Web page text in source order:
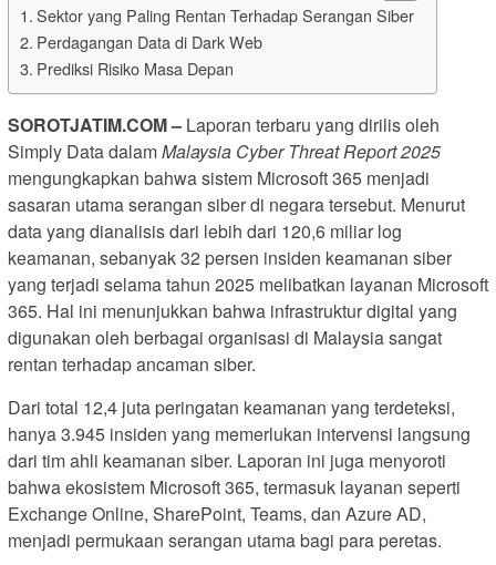
Sektor yang Paling Rentan Terhadap Serangan Siber
Perdagangan Data di Dark Web
Prediksi Risiko Masa Depan
SOROTJATIM.COM – Laporan terbaru yang dirilis oleh
Simply Data dalamMalaysia Cyber Threat Report 2025
mengungkapkan bahwa sistem Microsoft 365 menjadi
sasaran utama serangan siber di negara tersebut. Menurut
data yang dianalisis dari lebih dari 120,6 miliar log
keamanan, sebanyak 32 persen insiden keamanan siber
yang terjadi selama tahun 2025 melibatkan layanan Microsoft
365. Hal ini menunjukkan bahwa infrastruktur digital yang
digunakan oleh berbagai organisasi di Malaysia sangat
rentan terhadap ancaman siber.
Dari total 12,4 juta peringatan keamanan yang terdeteksi,
hanya 3.945 insiden yang memerlukan intervensi langsung
dari tim ahli keamanan siber. Laporan ini juga menyoroti
bahwa ekosistem Microsoft 365, termasuk layanan seperti
Exchange Online, SharePoint, Teams, dan Azure AD,
menjadi permukaan serangan utama bagi para peretas.